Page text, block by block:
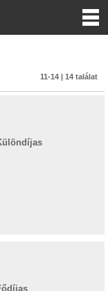
11-14 | 14 találat